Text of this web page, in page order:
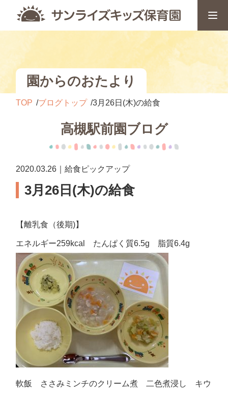
園からのおたより
TOP ブログトップ 3月26日(木)の給食
高槻駅前園ブログ
2020.03.26｜給食ピックアップ
3月26日(木)の給食
【離乳食（後期)】
エネルギー259kcal たんぱく質6.5g 脂質6.4g
軟飯 ささみミンチのクリーム煮 二色煮浸し キウ